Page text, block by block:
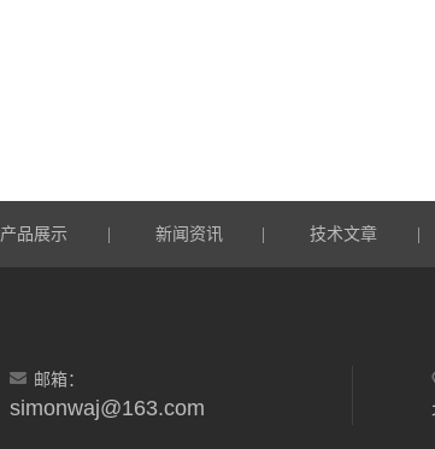
产品展示 新闻资讯 技术文章
邮箱：
simonwaj@163.com